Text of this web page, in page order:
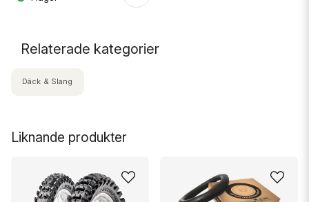
Liknande produkter
Relaterade kategorier
Däck & Slang